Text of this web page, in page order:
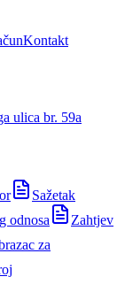
Kontakt
ulica br. 59a
Sažetak
odnosa
Zahtjev
za